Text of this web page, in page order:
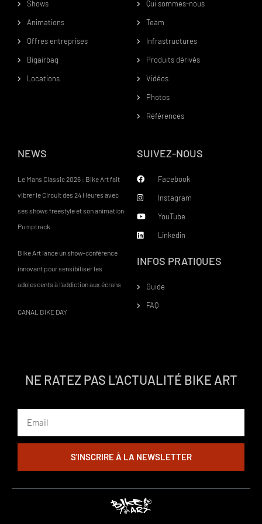
Shows
Animations
Offres entreprises
Bigairbag
Locations
Qui sommes-nous
Team
Infrastructures
Produits dérivés
Vidéos
Photos
Références
NEWS
Le Mans Classic 2026 : Bike Art fait
vibrer le Circuit des 24 Heures avec
ses shows freestyle et son animation
Pumptrack
Bike Art lance un show-conférence
innovant pour sensibiliser les
adolescents à l’addiction aux écrans
CANAL BIKE DAY
SUIVEZ-NOUS
Facebook
Instagram
YouTube
Linkedin
INFOS PRATIQUES
Guide
FAQ
NE RATEZ PAS L'ACTUALITÉ BIKE ART
S'INSCRIRE À LA NEWSLETTER